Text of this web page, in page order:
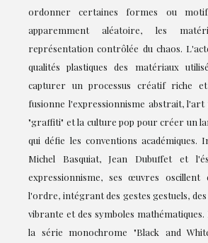
ordonner certaines formes ou
apparemment aléatoire, les
représentation contrôlée du chaos.
qualités plastiques des matériaux
capturer un processus créatif riche
fusionne l'expressionnisme abstrait,
"graffiti" et la culture pop pour créer un
qui défie les conventions académiques.
Michel Basquiat, Jean Dubuffet et
expressionnisme, ses œuvres
l'ordre, intégrant des gestes gestuels, des
vibrante et des symboles mathématiques.
la série monochrome "Black and